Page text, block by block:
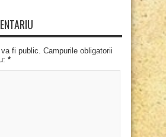
fi public. Campurile obligatorii
*